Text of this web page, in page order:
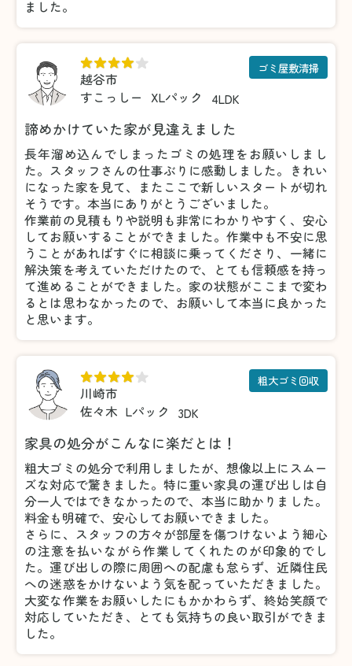
ました。
越谷市
すこっしー
XLパック 4LDK
ゴミ屋敷清掃
諦めかけていた家が見違えました
長年溜め込んでしまったゴミの処理をお願いしまし
た。スタッフさんの仕事ぶりに感動しました。きれい
になった家を見て、またここで新しいスタートが切れ
そうです。本当にありがとうございました。
作業前の見積もりや説明も非常にわかりやすく、安心
してお願いすることができました。作業中も不安に思
うことがあればすぐに相談に乗ってくださり、一緒に
解決策を考えていただけたので、とても信頼感を持っ
て進めることができました。家の状態がここまで変わ
るとは思わなかったので、お願いして本当に良かった
と思います。
川崎市
佐々木 Lパック 3DK
粗大ゴミ回収
家具の処分がこんなに楽だとは！
粗大ゴミの処分で利用しましたが、想像以上にスムー
ズな対応で驚きました。特に重い家具の運び出しは自
分一人ではできなかったので、本当に助かりました。
料金も明確で、安心してお願いできました。
さらに、スタッフの方々が部屋を傷つけないよう細心
の注意を払いながら作業してくれたのが印象的でし
た。運び出しの際に周囲への配慮も怠らず、近隣住民
への迷惑をかけないよう気を配っていただきました。
大変な作業をお願いしたにもかかわらず、終始笑顔で
対応していただき、とても気持ちの良い取引ができま
した。